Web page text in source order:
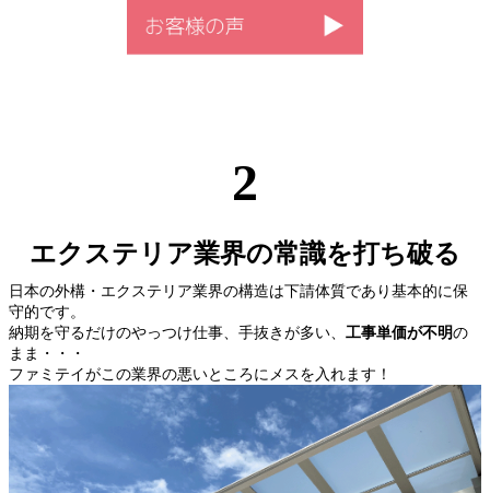
2
エクステリア業界の常識を打ち破る
日本の外構・エクステリア業界の構造は下請体質であり基本的に保
守的です。
納期を守るだけのやっつけ仕事、手抜きが多い、 工事単価が不明の
まま・・・
ファミテイがこの業界の悪いところにメスを入れます！